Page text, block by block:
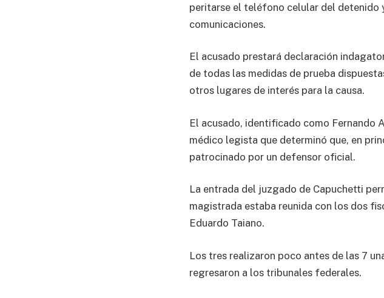
peritarse el teléfono celular del detenido
comunicaciones.
El acusado prestará declaración
de todas las medidas de prueba
otros lugares de interés para la causa.
El acusado, identificado como Fernando
médico legista que determinó que, en
patrocinado por un defensor oficial.
La entrada del juzgado de Capuchetti
magistrada estaba reunida con los dos
Eduardo Taiano.
Los tres realizaron poco antes de las 7
regresaron a los tribunales federales.